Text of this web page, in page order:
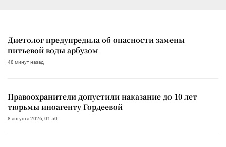
Диетолог предупредила об опасности замены
питьевой воды арбузом
48 минут назад
Правоохранители допустили наказание до 10 лет
тюрьмы иноагенту Гордеевой
8 августа 2026, 01:50